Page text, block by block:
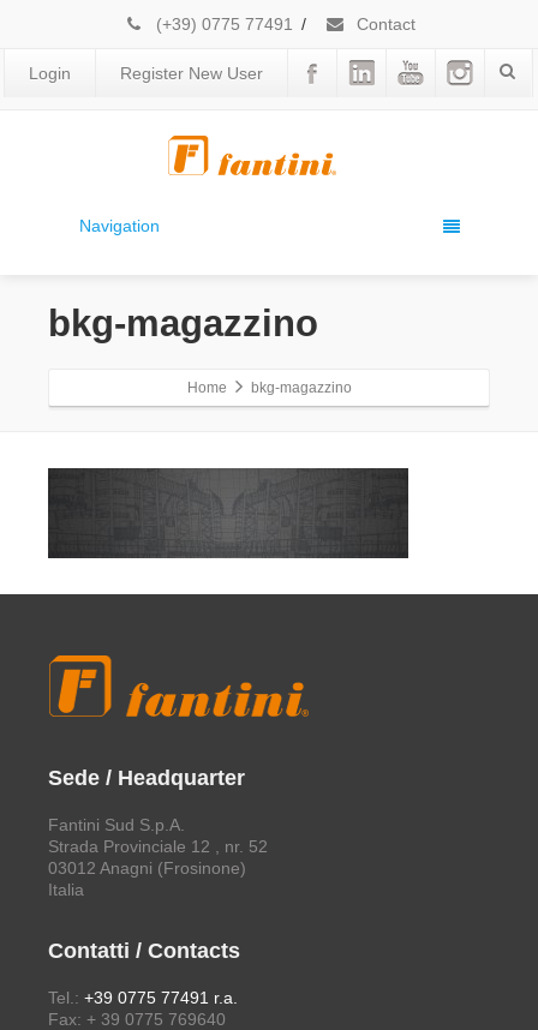
(+39) 0775 77491 / Contact
Login Register New User
Navigation
bkg-magazzino
Home bkg-magazzino
Sede / Headquarter
Fantini Sud S.p.A.
Strada Provinciale 12 , nr. 52
03012 Anagni (Frosinone)
Italia
Contatti / Contacts
Tel.: +39 0775 77491 r.a.
Fax: + 39 0775 769640